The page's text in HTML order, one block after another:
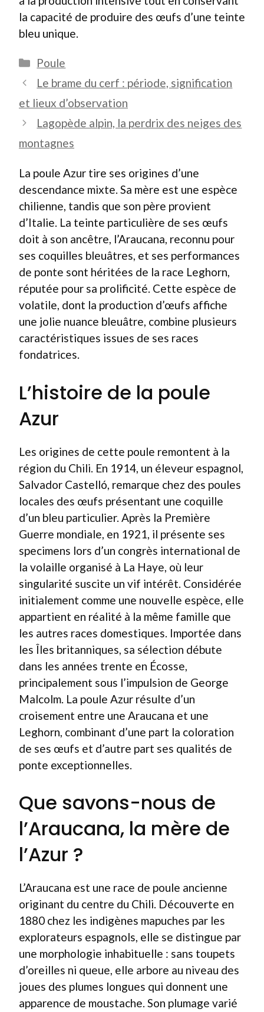
la capacité de produire des œufs d’une teinte
bleu unique.
Catégories
Poule
Le brame du cerf : période, signification
et lieux d’observation
Lagopède alpin, la perdrix des neiges des
montagnes
La poule Azur tire ses origines d’une
descendance mixte. Sa mère est une espèce
chilienne, tandis que son père provient
d’Italie. La teinte particulière de ses œufs
doit à son ancêtre, l’Araucana, reconnu pour
ses coquilles bleuâtres, et ses performances
de ponte sont héritées de la race Leghorn,
réputée pour sa prolificité. Cette espèce de
volatile, dont la production d’œufs affiche
une jolie nuance bleuâtre, combine plusieurs
caractéristiques issues de ses races
fondatrices.
L’histoire de la poule
Azur
Les origines de cette poule remontent à la
région du Chili. En 1914, un éleveur espagnol,
Salvador Castelló, remarque chez des poules
locales des œufs présentant une coquille
d’un bleu particulier. Après la Première
Guerre mondiale, en 1921, il présente ses
specimens lors d’un congrès international de
la volaille organisé à La Haye, où leur
singularité suscite un vif intérêt. Considérée
initialement comme une nouvelle espèce, elle
appartient en réalité à la même famille que
les autres races domestiques. Importée dans
les Îles britanniques, sa sélection débute
dans les années trente en Écosse,
principalement sous l’impulsion de George
Malcolm. La poule Azur résulte d’un
croisement entre une Araucana et une
Leghorn, combinant d’une part la coloration
de ses œufs et d’autre part ses qualités de
ponte exceptionnelles.
Que savons-nous de
l’Araucana, la mère de
l’Azur ?
L’Araucana est une race de poule ancienne
originant du centre du Chili. Découverte en
1880 chez les indigènes mapuches par les
explorateurs espagnols, elle se distingue par
une morphologie inhabituelle : sans toupets
d’oreilles ni queue, elle arbore au niveau des
joues des plumes longues qui donnent une
apparence de moustache. Son plumage varié